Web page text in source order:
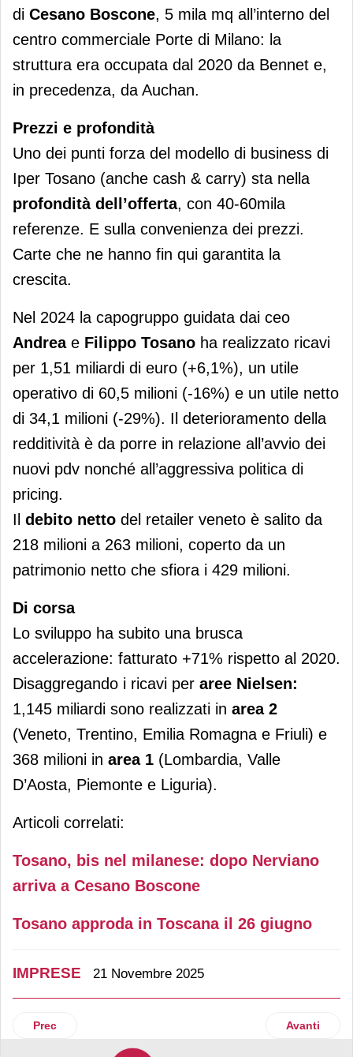
di Cesano Boscone, 5 mila mq all’interno del
centro commerciale Porte di Milano: la
struttura era occupata dal 2020 da Bennet e,
in precedenza, da Auchan.
Prezzi e profondità
Uno dei punti forza del modello di business di
Iper Tosano (anche cash & carry) sta nella
profondità dell’offerta, con 40-60mila
referenze. E sulla convenienza dei prezzi.
Carte che ne hanno fin qui garantita la
crescita.
Nel 2024 la capogruppo guidata dai ceo
Andreae Filippo Tosano ha realizzato ricavi
per 1,51 miliardi di euro (+6,1%), un utile
operativo di 60,5 milioni (-16%) e un utile netto
di 34,1 milioni (-29%). Il deterioramento della
redditività è da porre in relazione all’avvio dei
nuovi pdv nonché all’aggressiva politica di
pricing.
Il debito netto del retailer veneto è salito da
218 milioni a 263 milioni, coperto da un
patrimonio netto che sfiora i 429 milioni.
Di corsa
Lo sviluppo ha subito una brusca
accelerazione: fatturato +71% rispetto al 2020.
Disaggregando i ricavi per aree Nielsen:
1,145 miliardi sono realizzati in area 2
(Veneto, Trentino, Emilia Romagna e Friuli) e
368 milioni in area 1 (Lombardia, Valle
D’Aosta, Piemonte e Liguria).
Articoli correlati:
Tosano, bis nel milanese: dopo Nerviano
arriva a Cesano Boscone
Tosano approda in Toscana il 26 giugno
IMPRESE 21 Novembre 2025
Articolo precedente: Altromercato chiude l’esercizio
Prec Articolo
Avanti